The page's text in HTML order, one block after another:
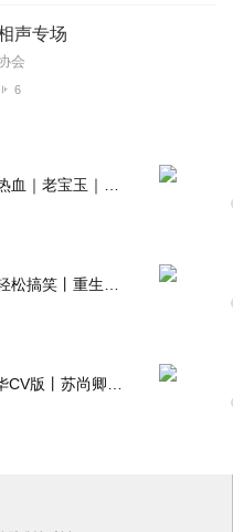
声专场
会
6